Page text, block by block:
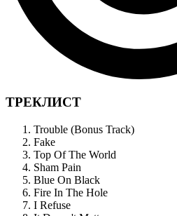
ТРЕКЛИСТ
Trouble (Bonus Track)
Fake
Top Of The World
Sham Pain
Blue On Black
Fire In The Hole
I Refuse